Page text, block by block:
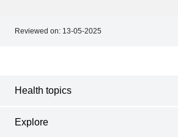
Reviewed on: 13-05-2025
Health topics
Explore